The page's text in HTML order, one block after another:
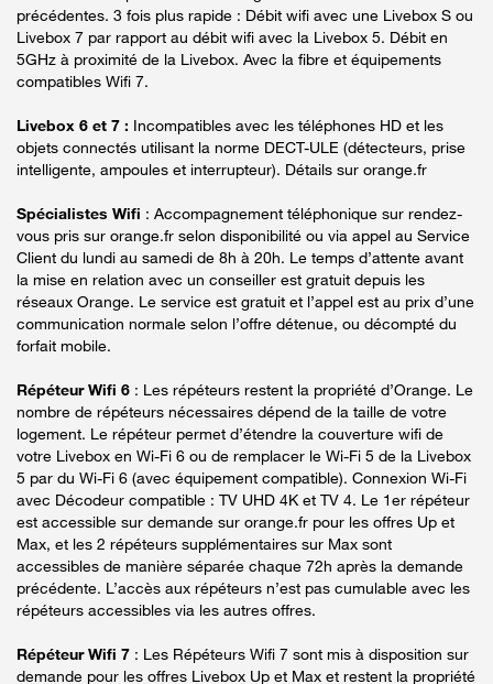
précédentes. 3 fois plus rapide : Débit wifi avec une Livebox S ou
Livebox 7 par rapport au débit wifi avec la Livebox 5. Débit en
5GHz à proximité de la Livebox. Avec la fibre et équipements
compatibles Wifi 7.
Livebox 6 et 7 : Incompatibles avec les téléphones HD et les
objets connectés utilisant la norme DECT-ULE (détecteurs, prise
intelligente, ampoules et interrupteur). Détails sur orange.fr
Spécialistes Wifi : Accompagnement téléphonique sur rendez-
vous pris sur orange.fr selon disponibilité ou via appel au Service
Client du lundi au samedi de 8h à 20h. Le temps d’attente avant
la mise en relation avec un conseiller est gratuit depuis les
réseaux Orange. Le service est gratuit et l’appel est au prix d’une
communication normale selon l’offre détenue, ou décompté du
forfait mobile.
Répéteur Wifi 6 : Les répéteurs restent la propriété d’Orange. Le
nombre de répéteurs nécessaires dépend de la taille de votre
logement. Le répéteur permet d’étendre la couverture wifi de
votre Livebox en Wi-Fi 6 ou de remplacer le Wi-Fi 5 de la Livebox
5 par du Wi-Fi 6 (avec équipement compatible). Connexion Wi-Fi
avec Décodeur compatible : TV UHD 4K et TV 4. Le 1er répéteur
est accessible sur demande sur orange.fr pour les offres Up et
Max, et les 2 répéteurs supplémentaires sur Max sont
accessibles de manière séparée chaque 72h après la demande
précédente. L’accès aux répéteurs n’est pas cumulable avec les
répéteurs accessibles via les autres offres.
Répéteur Wifi 7 : Les Répéteurs Wifi 7 sont mis à disposition sur
demande pour les offres Livebox Up et Max et restent la propriété